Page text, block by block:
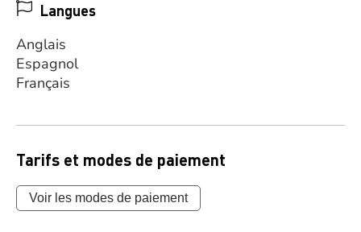
Langues
Anglais
Espagnol
Français
Tarifs et modes de paiement
Voir les modes de paiement